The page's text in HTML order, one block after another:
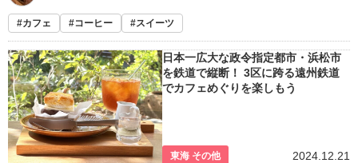
カフェ コーヒー スイーツ
日本一広大な政令指定都市・浜松市
を鉄道で縦断！ 3区に跨る遠州鉄道
でカフェめぐりを楽しもう
東海 その他 2024.12.21